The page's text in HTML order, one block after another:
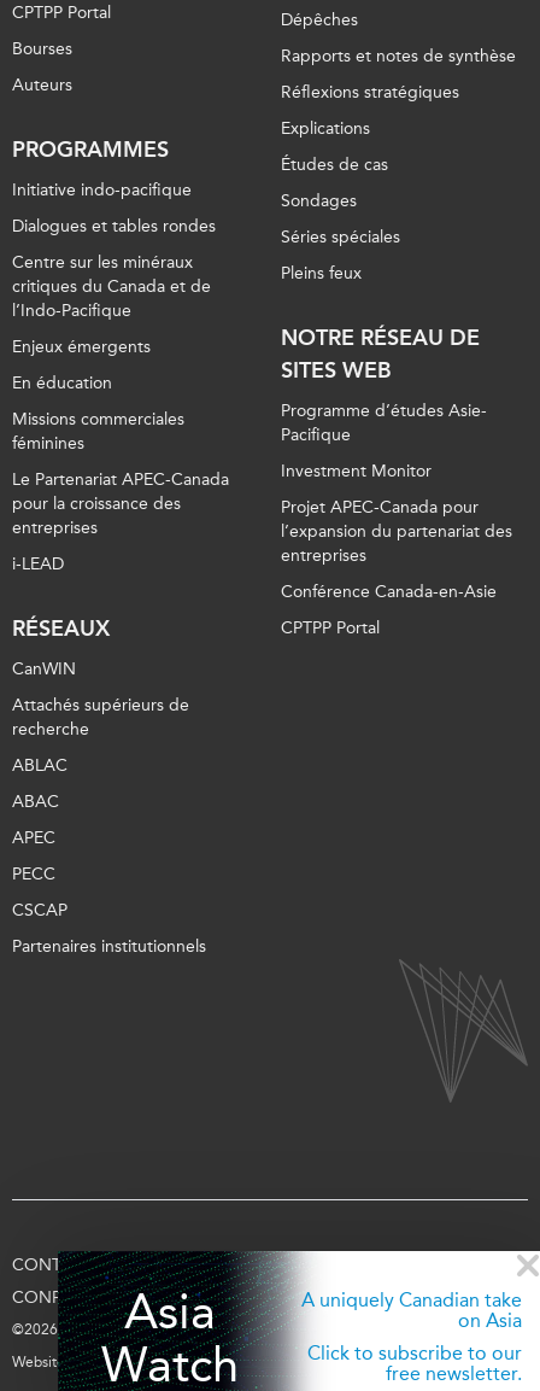
Asia
Watch
A uniquely Canadian take
on Asia
Click to subscribe to our
free newsletter.
CPTPP Portal
Bourses
Auteurs
PROGRAMMES
Initiative indo-pacifique
Dialogues et tables rondes
Centre sur les minéraux
critiques du Canada et de
l’Indo-Pacifique
Enjeux émergents
En éducation
Missions commerciales
féminines
Le Partenariat APEC-Canada
pour la croissance des
entreprises
i-LEAD
RÉSEAUX
CanWIN
Attachés supérieurs de
recherche
ABLAC
ABAC
APEC
PECC
CSCAP
Partenaires institutionnels
Dépêches
Rapports et notes de synthèse
Réflexions stratégiques
Explications
Études de cas
Sondages
Séries spéciales
Pleins feux
NOTRE RÉSEAU DE
SITES WEB
Programme d’études Asie-
Pacifique
Investment Monitor
Projet APEC-Canada pour
l’expansion du partenariat des
entreprises
Conférence Canada-en-Asie
CPTPP Portal
CONTACTEZ-NOUS
CONDITIONS D’UTILISATION
CONFIDENTIALITÉ
APPUYEZ-NOUS SE CONNECTER
©2026 Fondation Asie Pacifique du Canada
Website parentra.ca